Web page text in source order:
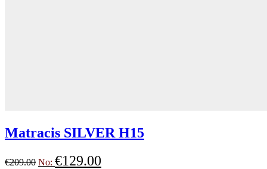
Matracis SILVER H15
€209.00 No: €129.00